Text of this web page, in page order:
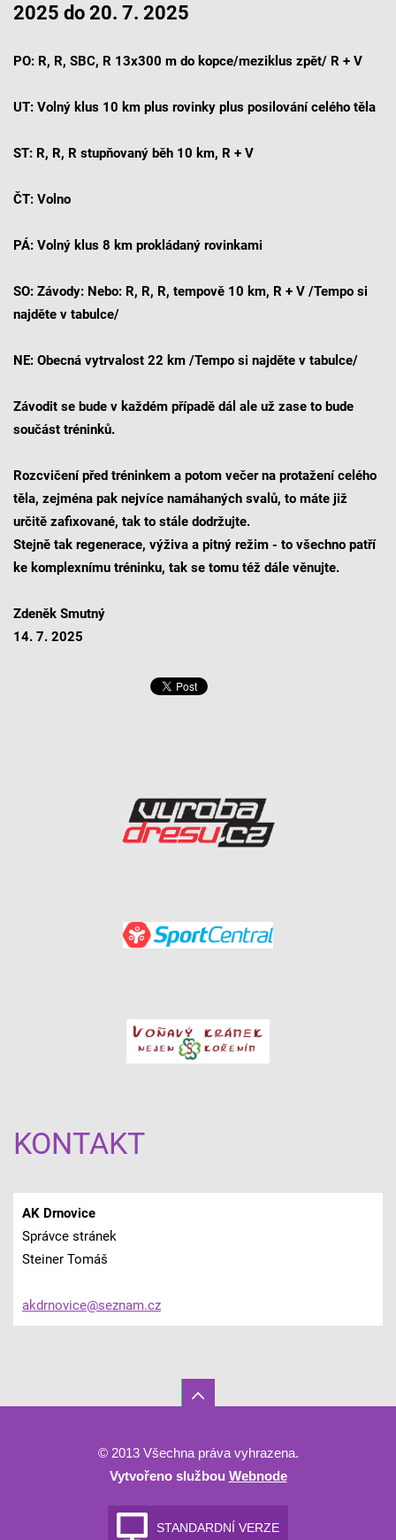
2025 do 20. 7. 2025
PO: R, R, SBC, R 13x300 m do kopce/meziklus zpět/ R + V
UT: Volný klus 10 km plus rovinky plus posilování celého těla
ST: R, R, R stupňovaný běh 10 km, R + V
ČT: Volno
PÁ: Volný klus 8 km prokládaný rovinkami
SO: Závody: Nebo: R, R, R, tempově 10 km, R + V /Tempo si
najděte v tabulce/
NE: Obecná vytrvalost 22 km /Tempo si najděte v tabulce/
Závodit se bude v každém případě dál ale už zase to bude
součást tréninků.
Rozcvičení před tréninkem a potom večer na protažení celého
těla, zejména pak nejvíce namáhaných svalů, to máte již
určitě zafixované, tak to stále dodržujte.
Stejně tak regenerace, výživa a pitný režim - to všechno patří
ke komplexnímu tréninku, tak se tomu též dále věnujte.
Zdeněk Smutný
14. 7. 2025
KONTAKT
AK Drnovice
Správce stránek
Steiner Tomáš
akdrnovice@seznam.cz
© 2013 Všechna práva vyhrazena.
Vytvořeno službou Webnode
STANDARDNÍ VERZE